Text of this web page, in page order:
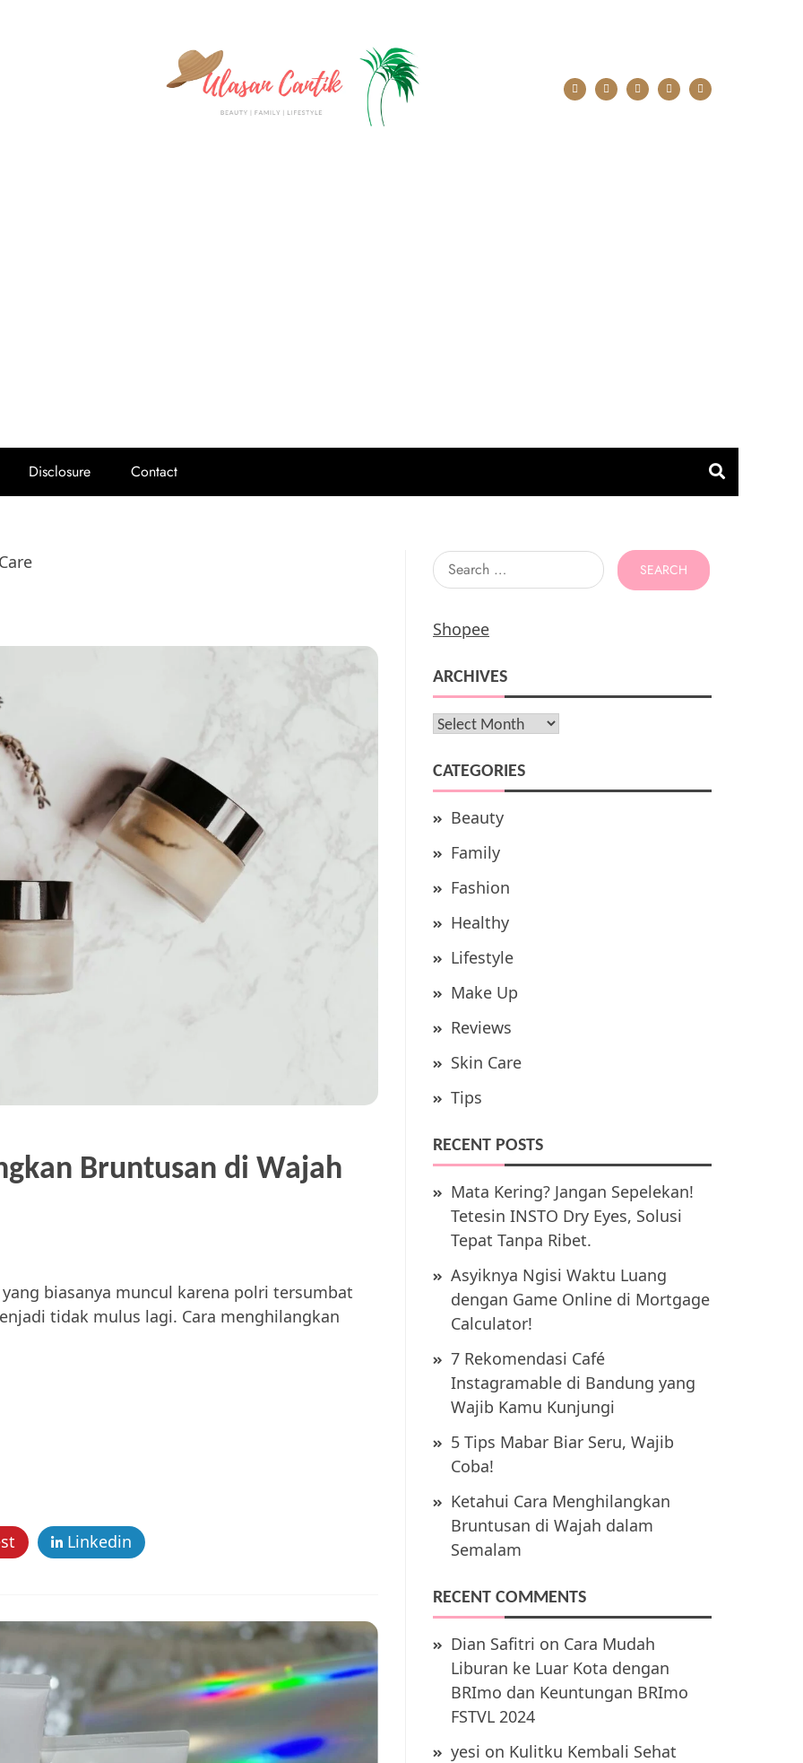
Disclosure Contact
Bruntusan di Wajah
biasanya muncul karena polri tersumbat
tidak mulus lagi. Cara menghilangkan
Linkedin
Search
for:
Shopee
ARCHIVES
Archives
CATEGORIES
Beauty
Family
Fashion
Healthy
Lifestyle
Make Up
Reviews
Skin Care
Tips
RECENT POSTS
Mata Kering? Jangan Sepelekan!
Tetesin INSTO Dry Eyes, Solusi
Tepat Tanpa Ribet.
Asyiknya Ngisi Waktu Luang
dengan Game Online di Mortgage
Calculator!
7 Rekomendasi Café
Instagramable di Bandung yang
Wajib Kamu Kunjungi
5 Tips Mabar Biar Seru, Wajib
Coba!
Ketahui Cara Menghilangkan
Bruntusan di Wajah dalam
Semalam
RECENT COMMENTS
Dian Safitri on Cara Mudah
Liburan ke Luar Kota dengan
BRImo dan Keuntungan BRImo
FSTVL 2024
yesi on Kulitku Kembali Sehat